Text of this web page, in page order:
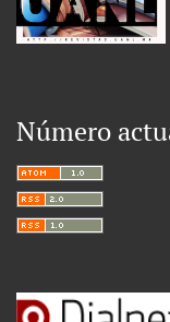
Número